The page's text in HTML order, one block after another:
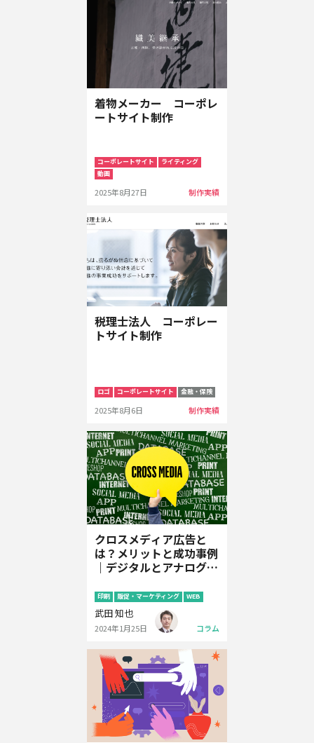
着物メーカー コーポレ
ートサイト制作
コーポレートサイト
ライティング
動画
2025年8月27日 制作実績
税理士法人 コーポレー
トサイト制作
ロゴ コーポレートサイト 金融・保険
2025年8月6日 制作実績
クロスメディア広告と
は？メリットと成功事例
｜デジタルとアナログの
印刷 販促・マーケティング WEB
武田 知也
2024年1月25日 コラム